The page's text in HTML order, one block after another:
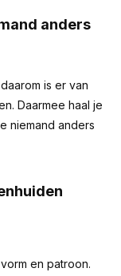
anders
is er van
Daarmee haal je
niemand anders
en patroon.